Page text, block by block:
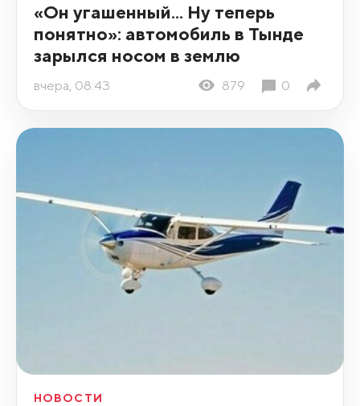
«Он угашенный... Ну теперь
понятно»: автомобиль в Тынде
зарылся носом в землю
вчера, 08:43 879 0
НОВОСТИ